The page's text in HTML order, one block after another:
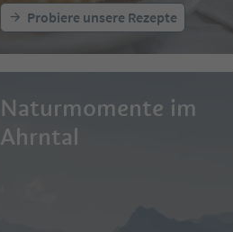
Probiere unsere Rezepte
Naturmomente im
Ahrntal